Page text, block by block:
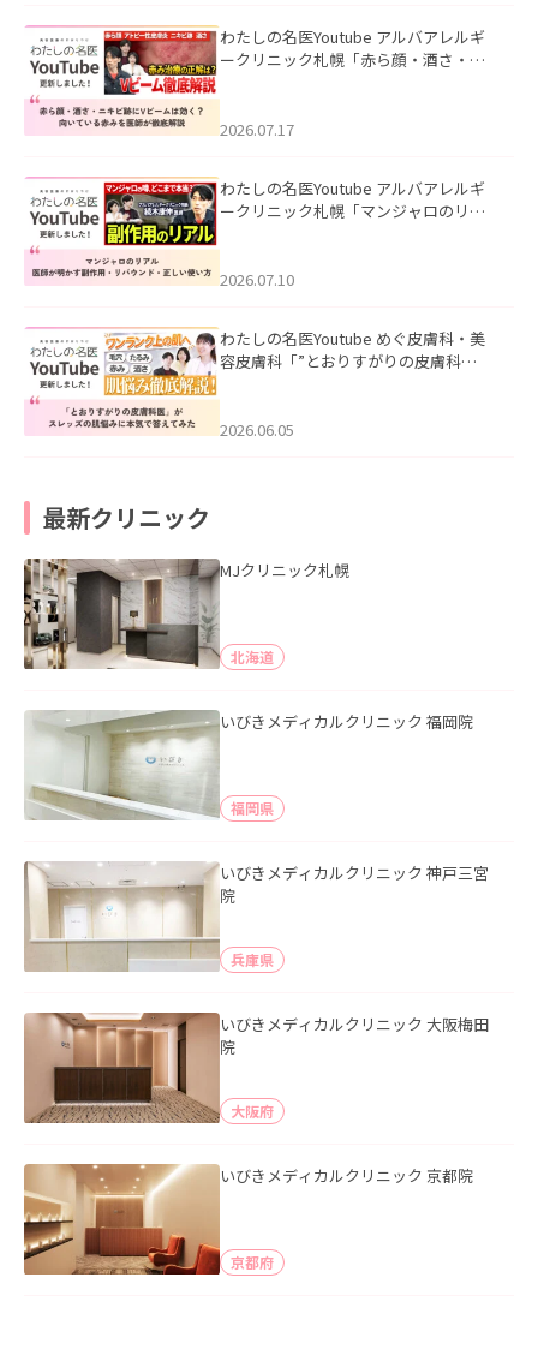
わたしの名医Youtube アルバアレルギ
ークリニック札幌「赤ら顔・酒さ・ニ
した。
2026.07.17
わたしの名医Youtube アルバアレルギ
ークリニック札幌「マンジャロのリア
た。
2026.07.10
わたしの名医Youtube めぐ皮膚科・美
容皮膚科「”とおりすがりの皮膚科
2026.06.05
最新クリニック
MJクリニック札幌
北海道
いびきメディカルクリニック 福岡院
福岡県
いびきメディカルクリニック 神戸三宮
院
兵庫県
いびきメディカルクリニック 大阪梅田
院
大阪府
いびきメディカルクリニック 京都院
京都府